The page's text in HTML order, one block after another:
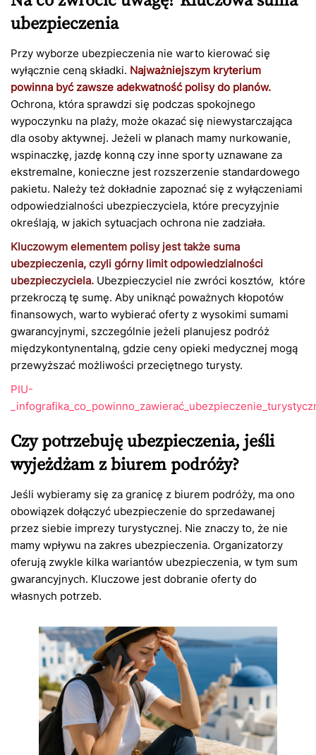
ubezpieczenia
Przy wyborze ubezpieczenia nie warto kierować się
wyłącznie ceną składki. Najważniejszym kryterium
powinna być zawsze adekwatność polisy do planów.
Ochrona, która sprawdzi się podczas spokojnego
wypoczynku na plaży, może okazać się niewystarczająca
dla osoby aktywnej. Jeżeli w planach mamy nurkowanie,
wspinaczkę, jazdę konną czy inne sporty uznawane za
ekstremalne, konieczne jest rozszerzenie standardowego
pakietu. Należy też dokładnie zapoznać się z wyłączeniami
odpowiedzialności ubezpieczyciela, które precyzyjnie
określają, w jakich sytuacjach ochrona nie zadziała.
Kluczowym elementem polisy jest także suma
ubezpieczenia, czyli górny limit odpowiedzialności
ubezpieczyciela. Ubezpieczyciel nie zwróci kosztów, które
przekroczą tę sumę. Aby uniknąć poważnych kłopotów
finansowych, warto wybierać oferty z wysokimi sumami
gwarancyjnymi, szczególnie jeżeli planujesz podróż
międzykontynentalną, gdzie ceny opieki medycznej mogą
przewyższać możliwości przeciętnego turysty.
PIU-
Czy potrzebuję ubezpieczenia, jeśli
wyjeżdżam z biurem podróży?
Jeśli wybieramy się za granicę z biurem podróży, ma ono
obowiązek dołączyć ubezpieczenie do sprzedawanej
przez siebie imprezy turystycznej. Nie znaczy to, że nie
mamy wpływu na zakres ubezpieczenia. Organizatorzy
oferują zwykle kilka wariantów ubezpieczenia, w tym sum
gwarancyjnych. Kluczowe jest dobranie oferty do
własnych potrzeb.